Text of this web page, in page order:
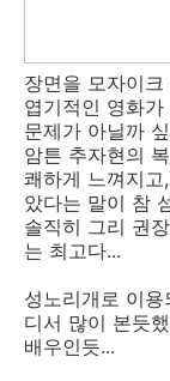
장면을 모자이
엽기적인 영화
문제가 아닐까
암튼 추자현의
쾌하게 느껴지
았다는 말이 참
솔직히 그리 권
는 최고다...
성노리개로 이
디서 많이 본듯
배우인듯...